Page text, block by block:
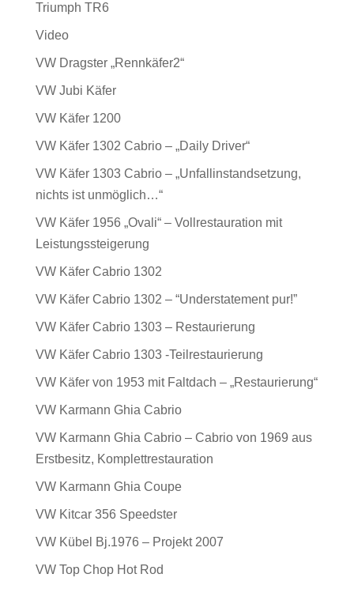
Triumph TR6
Video
VW Dragster „Rennkäfer2“
VW Jubi Käfer
VW Käfer 1200
VW Käfer 1302 Cabrio – „Daily Driver“
VW Käfer 1303 Cabrio – „Unfallinstandsetzung,
nichts ist unmöglich…“
VW Käfer 1956 „Ovali“ – Vollrestauration mit
Leistungssteigerung
VW Käfer Cabrio 1302
VW Käfer Cabrio 1302 – “Understatement pur!”
VW Käfer Cabrio 1303 – Restaurierung
VW Käfer Cabrio 1303 -Teilrestaurierung
VW Käfer von 1953 mit Faltdach – „Restaurierung“
VW Karmann Ghia Cabrio
VW Karmann Ghia Cabrio – Cabrio von 1969 aus
Erstbesitz, Komplettrestauration
VW Karmann Ghia Coupe
VW Kitcar 356 Speedster
VW Kübel Bj.1976 – Projekt 2007
VW Top Chop Hot Rod